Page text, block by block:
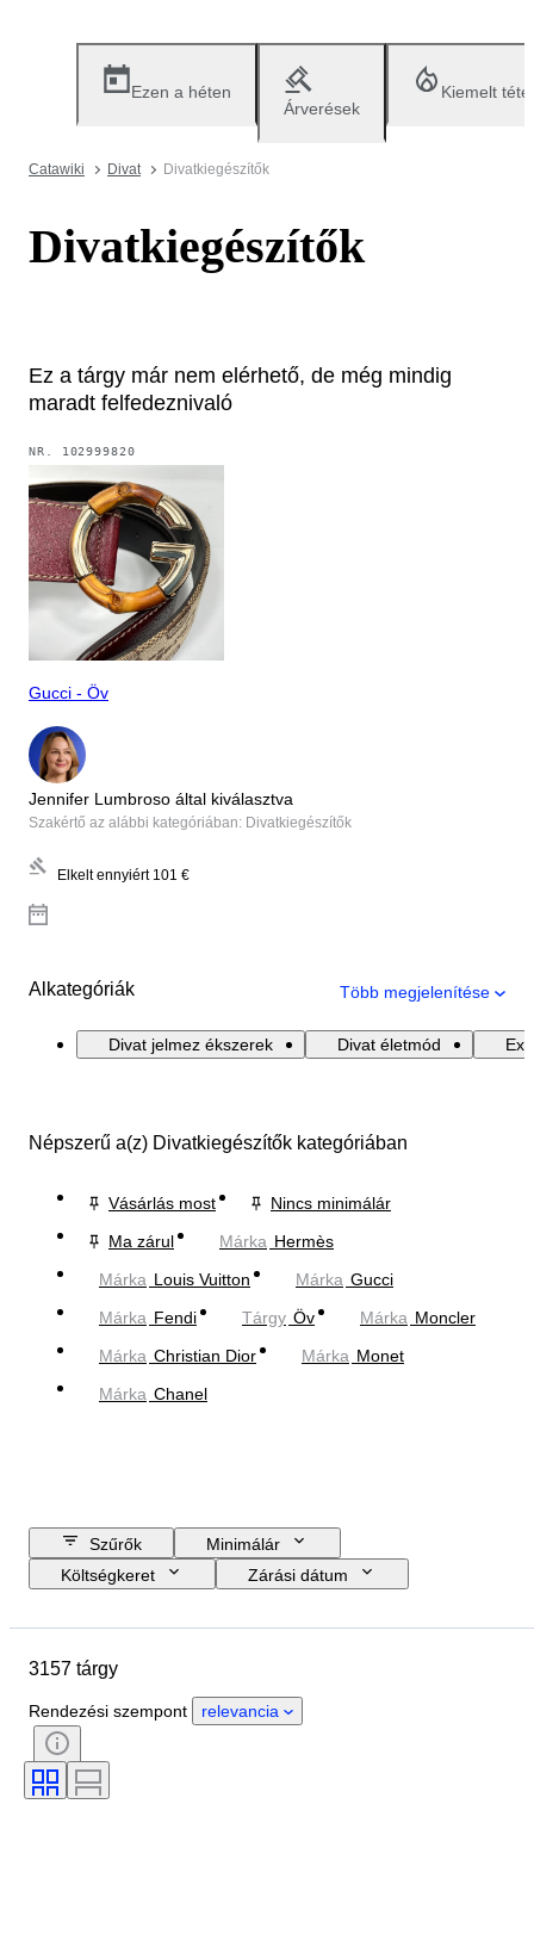
Ezen a héten
Árverések
Kiemelt
Catawiki Divat Divatkiegészítők
Divatkiegészítők
Ez a tárgy már nem elérhető, de még mindig
maradt felfedeznivaló
NR. 102999820
Gucci - Öv
Jennifer Lumbroso által kiválasztva
Szakértő az alábbi kategóriában: Divatkiegészítők
Elkelt ennyiért 101 €
Alkategóriák Több megjelenítése
Divat jelmez ékszerek Divat életmód
Népszerű a(z) Divatkiegészítők kategóriában
Vásárlás most
Nincs minimálár
Ma zárul
Márka Hermès
Márka Louis Vuitton Márka Gucci
Márka Fendi Tárgy Öv Márka Moncler
Márka Christian Dior Márka Monet
Márka Chanel
Szűrők
Minimálár
Költségkeret
Zárási dátum
Anyag
Kő
Finomság
Stílus
Ruházat mérete
Ráírt méret
3157 tárgy
Rendezési szempont relevancia